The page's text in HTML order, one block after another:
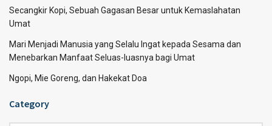
Secangkir Kopi, Sebuah Gagasan Besar untuk Kemaslahatan
Umat
Mari Menjadi Manusia yang Selalu Ingat kepada Sesama dan
Menebarkan Manfaat Seluas-luasnya bagi Umat
Ngopi, Mie Goreng, dan Hakekat Doa
Category